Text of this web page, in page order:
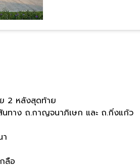
2 หลังสุดท้าย
นทาง ถ.กาญจนาภิเษก และ ถ.กิ่งแก้ว
ลือ